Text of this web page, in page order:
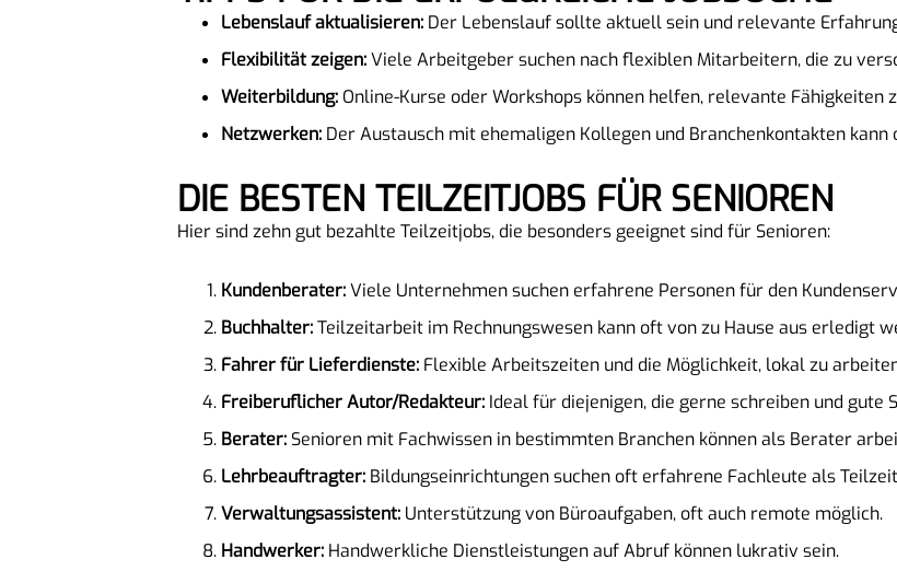
Lebenslauf aktualisieren: Der Lebenslauf sollte aktuell sein und relevante
Flexibilität zeigen:Viele Arbeitgeber suchen nach flexiblen Mitarbeitern, die zu
Weiterbildung: Online-Kurse oder Workshops können helfen, relevante
Netzwerken: Der Austausch mit ehemaligen Kollegen und Branchenkontakten kann
DIE BESTEN TEILZEITJOBS FÜR SENIOREN
Hier sind zehn gut bezahlte Teilzeitjobs, die besonders geeignet sind für Senioren:
Kundenberater:Viele Unternehmen suchen erfahrene Personen für den
Buchhalter:Teilzeitarbeit im Rechnungswesen kann oft von zu Hause aus erledigt
Fahrer für Lieferdienste: Flexible Arbeitszeiten und die Möglichkeit, lokal zu
Freiberuflicher Autor/Redakteur: Ideal für diejenigen, die gerne schreiben und gute
Berater: Senioren mit Fachwissen in bestimmten Branchen können als Berater
Lehrbeauftragter: Bildungseinrichtungen suchen oft erfahrene Fachleute als
Verwaltungsassistent: Unterstützung von Büroaufgaben, oft auch remote möglich.
Handwerker: Handwerkliche Dienstleistungen auf Abruf können lukrativ sein.